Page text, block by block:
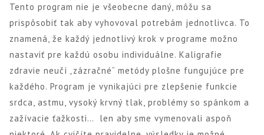
Tento program nie je všeobecne daný, môžu sa
prispôsobiť tak aby vyhovoval potrebám jednotlivca. To
znamená, že každý jednotlivý krok v programe možno
nastaviť pre každú osobu individuálne. Kaligrafie
zdravie neučí „zázračné“ metódy plošne fungujúce pre
každého. Program je vynikajúci pre zlepšenie funkcie
srdca, astmu, vysoký krvný tlak, problémy so spánkom a
zažívacie ťažkosti… len aby sme vymenovali aspoň